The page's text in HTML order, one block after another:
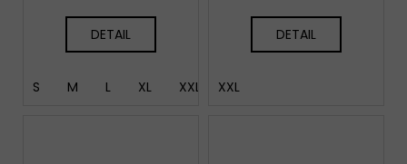
DETAIL
S M L XL XXL
DETAIL
XXL